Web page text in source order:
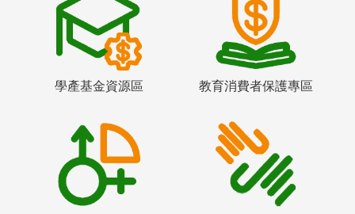
學產基金資源區 教育消費者保護專區